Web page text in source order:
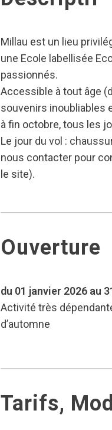
Millau est un lieu
une Ecole labellisée
passionnés.
Accessible à tout âge
souvenirs inoubliables
à fin octobre, tous les
Le jour du vol :
nous contacter pour
le site).
Ouverture
du 01 janvier 2026 au
Activité très
d’automne
Tarifs,